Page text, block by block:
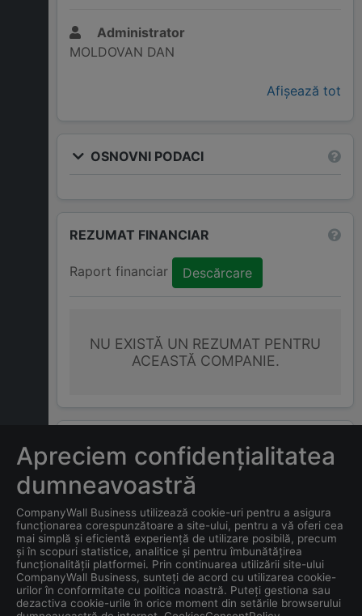
Administrator
MOLDOVAN DAN
Afișează tot
OSNOVNI PODACI
REZUMAT FINANCIAR
Raport financiar Descărcare
NU EXISTĂ UN REZUMAT PENTRU
ACEASTĂ COMPANIE.
ÎNTREBĂRI FRECVENTE
Care este adresa companiei
MOLDO TEAM CONS S.R.L.?
Care este data înființării
companieiMOLDO TEAM
CONS S.R.L.?
Apreciem confidențialitatea
dumneavoastră
CompanyWall Business utilizează cookie-uri pentru a asigura
funcționarea corespunzătoare a site-ului, pentru a vă oferi cea
mai simplă și eficientă experiență de utilizare posibilă, precum
și în scopuri statistice, analitice și pentru îmbunătățirea
funcționalității platformei. Prin continuarea utilizării site-ului
CompanyWall Business, sunteți de acord cu utilizarea cookie-
urilor în conformitate cu politica noastră. Puteți gestiona sau
dezactiva cookie-urile în orice moment din setările browserului